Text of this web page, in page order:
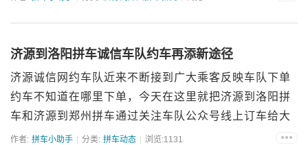
济源到洛阳拼车诚信车队约车再添新途径
济源诚信网约车队近来不断接到广大乘客反映车队下单
约车不知道在哪里下单，今天在这里就把济源到洛阳拼
车和济源到郑州拼车通过关注车队公众号线上订车给大
家做个讲解首先微信搜索框输入“济源诚信拼车”点击关
作者: 拼车小助手 分类: 拼车动态 浏览:1131